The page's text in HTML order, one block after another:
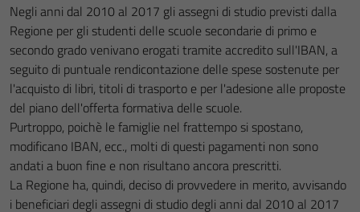
Negli anni dal 2010 al 2017 gli assegni di studio previsti dalla
Regione per gli studenti delle scuole secondarie di primo e
secondo grado venivano erogati tramite accredito sull'IBAN, a
seguito di puntuale rendicontazione delle spese sostenute per
l'acquisto di libri, titoli di trasporto e per l'adesione alle proposte
del piano dell'offerta formativa delle scuole.
Purtroppo, poichè le famiglie nel frattempo si spostano,
modificano IBAN, ecc., molti di questi pagamenti non sono
andati a buon fine e non risultano ancora prescritti.
La Regione ha, quindi, deciso di provvedere in merito, avvisando
i beneficiari degli assegni di studio degli anni dal 2010 al 2017